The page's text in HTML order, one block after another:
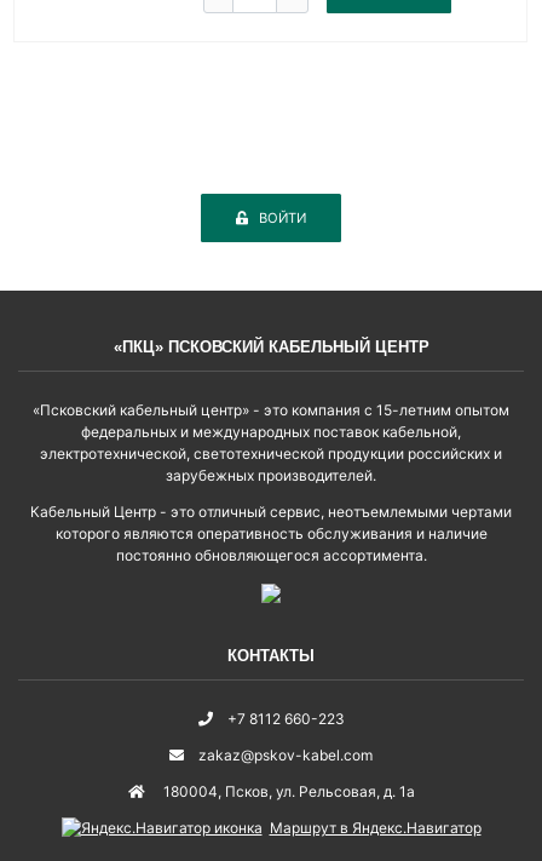
ВОЙТИ
«ПКЦ» ПСКОВСКИЙ КАБЕЛЬНЫЙ ЦЕНТР
«Псковский кабельный центр» - это компания с 15-летним опытом
федеральных и международных поставок кабельной,
электротехнической, светотехнической продукции российских и
зарубежных производителей.
Кабельный Центр - это отличный сервис, неотъемлемыми чертами
которого являются оперативность обслуживания и наличие
постоянно обновляющегося ассортимента.
КОНТАКТЫ
+7 8112 660-223
zakaz@pskov-kabel.com
180004, Псков, ул. Рельсовая, д. 1а
Маршрут в Яндекс.Навигатор